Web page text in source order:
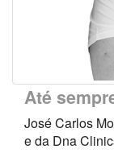
Até
José Carlos
e da Dna